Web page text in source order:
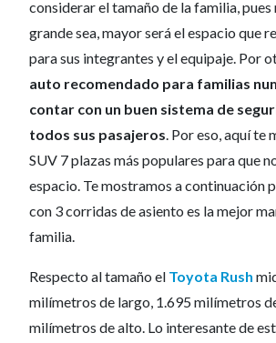
considerar el tamaño de la familia, pues
grande sea, mayor será el espacio que
para sus integrantes y el equipaje. Por
auto recomendado para familias
contar con un buen sistema de
todos sus pasajeros. Por eso, aquí te
SUV 7 plazas más populares para que
espacio. Te mostramos a continuación
con 3 corridas de asiento es la mejor
familia.
Respecto al tamaño el Toyota Rush
milímetros de largo, 1.695 milímetros
milímetros de alto. Lo interesante de